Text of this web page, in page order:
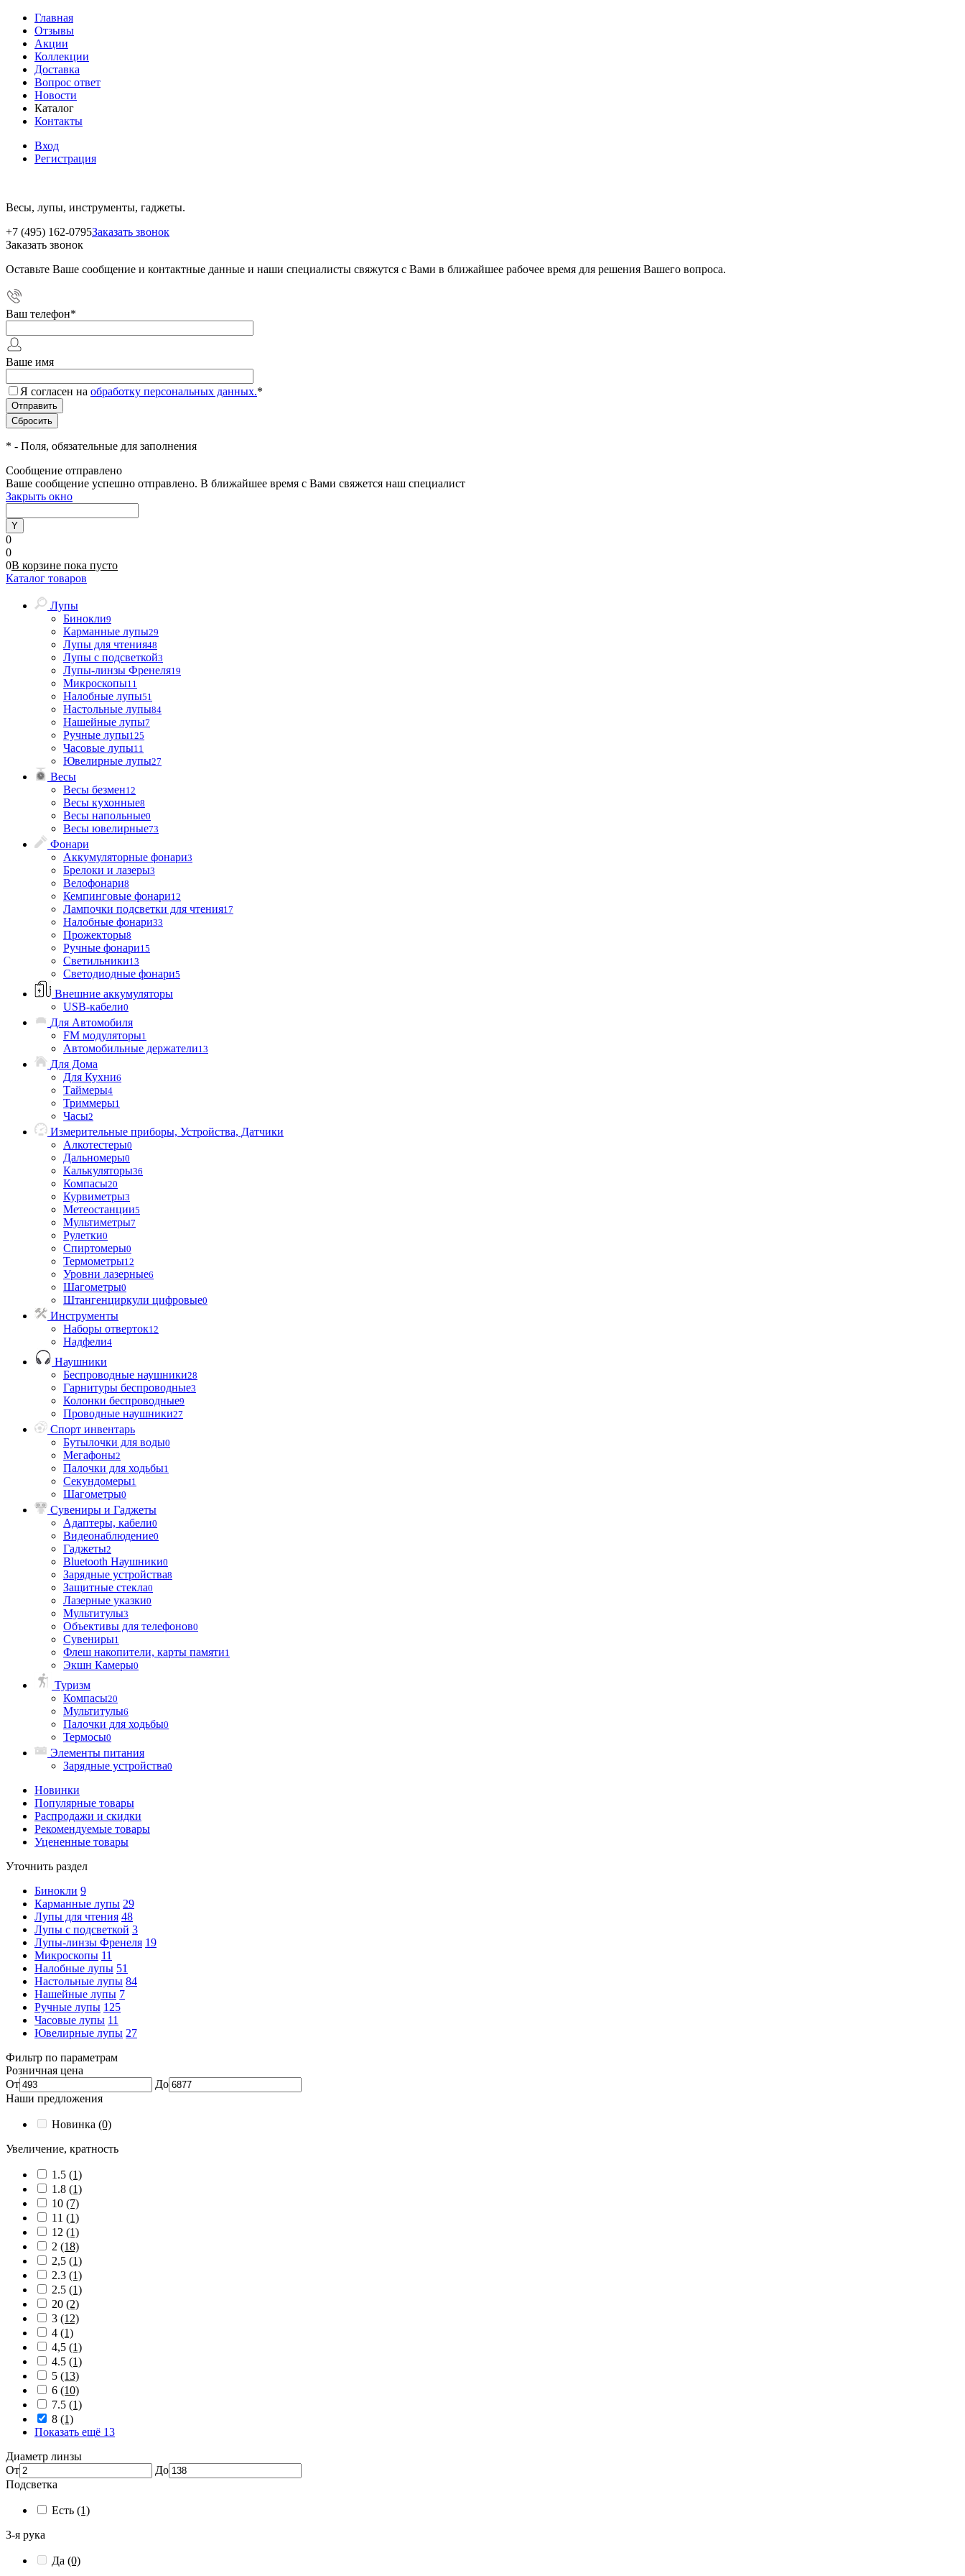
Главная
Отзывы
Акции
Коллекции
Доставка
Вопрос ответ
Новости
Каталог
Контакты
Вход
Регистрация
Весы, лупы, инструменты, гаджеты.
+7 (495) 162-0795Заказать звонок
Заказать звонок
Оставьте Ваше сообщение и контактные данные и наши специалисты свяжутся с Вами в ближайшее рабочее время для решения Вашего вопроса.
Ваш телефон*
Ваше имя
Я согласен на обработку персональных данных.*
* - Поля, обязательные для заполнения
Сообщение отправлено
Ваше сообщение успешно отправлено. В ближайшее время с Вами свяжется наш специалист
Закрыть окно
0
0
0В корзине пока пусто
Каталог товаров
Лупы
Бинокли9
Карманные лупы29
Лупы для чтения48
Лупы с подсветкой3
Лупы-линзы Френеля19
Микроскопы11
Налобные лупы51
Настольные лупы84
Нашейные лупы7
Ручные лупы125
Часовые лупы11
Ювелирные лупы27
Весы
Весы безмен12
Весы кухонные8
Весы напольные0
Весы ювелирные73
Фонари
Аккумуляторные фонари3
Брелоки и лазеры3
Велофонари8
Кемпинговые фонари12
Лампочки подсветки для чтения17
Налобные фонари33
Прожекторы8
Ручные фонари15
Светильники13
Светодиодные фонари5
Внешние аккумуляторы
USB-кабели0
Для Автомобиля
FM модуляторы1
Автомобильные держатели13
Для Дома
Для Кухни6
Таймеры4
Триммеры1
Часы2
Измерительные приборы, Устройства, Датчики
Алкотестеры0
Дальномеры0
Калькуляторы36
Компасы20
Курвиметры3
Метеостанции5
Мультиметры7
Рулетки0
Спиртомеры0
Термометры12
Уровни лазерные6
Шагометры0
Штангенциркули цифровые0
Инструменты
Наборы отверток12
Надфели4
Наушники
Беспроводные наушники28
Гарнитуры беспроводные3
Колонки беспроводные9
Проводные наушники27
Спорт инвентарь
Бутылочки для воды0
Мегафоны2
Палочки для ходьбы1
Секундомеры1
Шагометры0
Сувениры и Гаджеты
Адаптеры, кабели0
Видеонаблюдение0
Гаджеты2
Bluetooth Наушники0
Зарядные устройства8
Защитные стекла0
Лазерные указки0
Мультитулы3
Объективы для телефонов0
Сувениры1
Флеш накопители, карты памяти1
Экшн Камеры0
Туризм
Компасы20
Мультитулы6
Палочки для ходьбы0
Термосы0
Элементы питания
Зарядные устройства0
Новинки
Популярные товары
Распродажи и скидки
Рекомендуемые товары
Уцененные товары
Уточнить раздел
Бинокли 9
Карманные лупы 29
Лупы для чтения 48
Лупы с подсветкой 3
Лупы-линзы Френеля 19
Микроскопы 11
Налобные лупы 51
Настольные лупы 84
Нашейные лупы 7
Ручные лупы 125
Часовые лупы 11
Ювелирные лупы 27
Фильтр по параметрам
Розничная цена
От
До
Наши предложения
Новинка (0)
Увеличение, кратность
1.5 (1)
1.8 (1)
10 (7)
11 (1)
12 (1)
2 (18)
2,5 (1)
2.3 (1)
2.5 (1)
20 (2)
3 (12)
4 (1)
4,5 (1)
4.5 (1)
5 (13)
6 (10)
7.5 (1)
8 (1)
Показать ещё 13
Диаметр линзы
От
До
Подсветка
Есть (1)
3-я рука
Да (0)